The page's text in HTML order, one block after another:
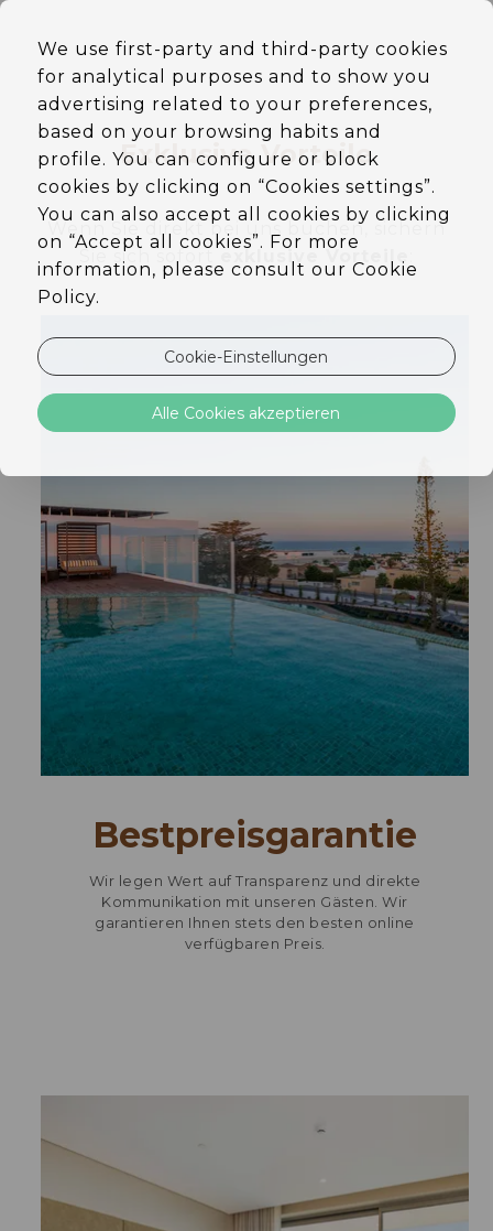
Exklusive Vorteile
Wenn Sie direkt bei uns buchen, sichern
Sie sich sofort
exklusive Vorteile
Bestpreisgarantie
Wir legen Wert auf Transparenz und direkte
Kommunikation mit unseren Gästen. Wir
garantieren Ihnen stets den besten online
verfügbaren Preis.
We use first-party and third-party cookies
for analytical purposes and to show you
advertising related to your preferences,
based on your browsing habits and
profile. You can configure or block
cookies by clicking on “Cookies settings”.
You can also accept all cookies by clicking
on “Accept all cookies”. For more
information, please consult our Cookie
Policy.
Cookie-Einstellungen
Alle Cookies akzeptieren